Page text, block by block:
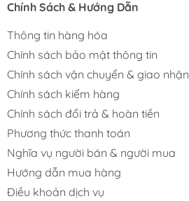
Chính Sách & Hướng Dẫn
Thông tin hàng hóa
Chính sách bảo mật thông tin
Chính sách vận chuyển & giao nhận
Chính sách kiểm hàng
Chính sách đổi trả & hoàn tiền
Phương thức thanh toán
Nghĩa vụ người bán & người mua
Hướng dẫn mua hàng
Điều khoản dịch vụ